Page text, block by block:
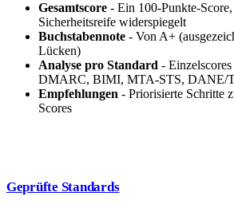
Gesamtscore - Ein 100-Punkte-
Sicherheitsreife widerspiegelt
Buchstabennote - Von A+
Lücken)
Analyse pro Standard -
DMARC, BIMI, MTA-STS, DANE/
Empfehlungen - Priorisierte Schritte
Scores
Geprüfte Standards